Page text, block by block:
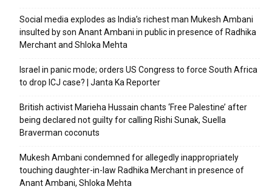
Social media explodes as India’s richest man Mukesh Ambani
insulted by son Anant Ambani in public in presence of Radhika
Merchant and Shloka Mehta
Israel in panic mode; orders US Congress to force South Africa
to drop ICJ case? | Janta Ka Reporter
British activist Marieha Hussain chants ‘Free Palestine’ after
being declared not guilty for calling Rishi Sunak, Suella
Braverman coconuts
Mukesh Ambani condemned for allegedly inappropriately
touching daughter-in-law Radhika Merchant in presence of
Anant Ambani, Shloka Mehta